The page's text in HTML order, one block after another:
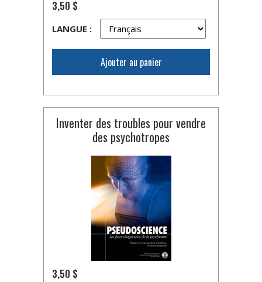
3,50 $
LANGUE :
Ajouter au panier
Inventer des troubles pour vendre
des psychotropes
3,50 $